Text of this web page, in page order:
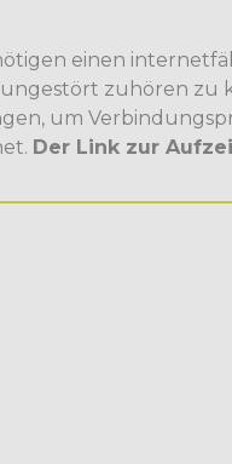
einen
zuhören zu
um
Der Link zur